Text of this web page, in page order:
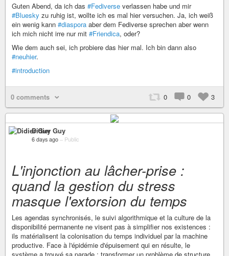
Guten Abend, da ich das #Fediverse verlassen habe und mir
#Bluesky zu ruhig ist, wollte ich es mal hier versuchen. Ja, ich weiß
ein wenig kann #diaspora aber dem Fediverse sprechen aber wenn
ich mich nicht irre nur mit #Friendica, oder?
Wie dem auch sei, ich probiere das hier mal. Ich bin dann also
#neuhier.
#introduction
0 comments 0 0 3
Didier Guy
6 days ago – Public
L'injonction au lâcher-prise :
quand la gestion du stress
masque l'extorsion du temps
Les agendas synchronisés, le suivi algorithmique et la culture de la
disponibilité permanente ne visent pas à simplifier nos existences :
ils matérialisent la colonisation du temps individuel par la machine
productive. Face à l'épidémie d'épuisement qui en résulte, le